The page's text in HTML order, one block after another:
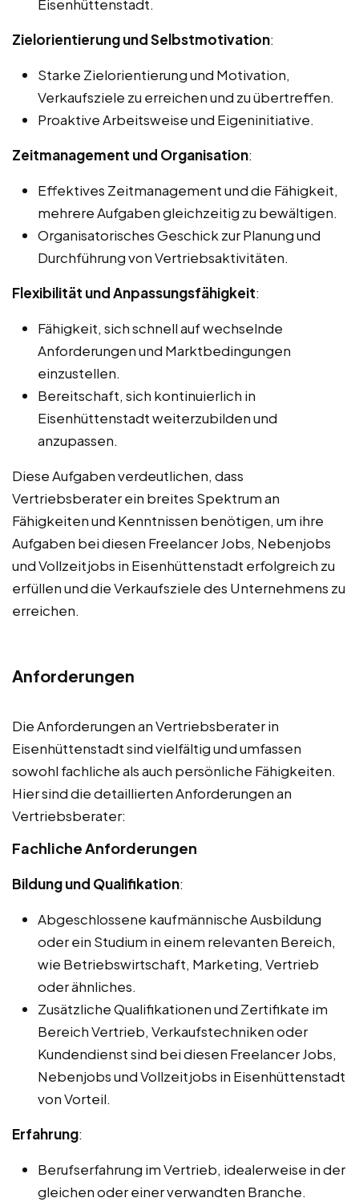
Eisenhüttenstadt.
Zielorientierung und Selbstmotivation:
Starke Zielorientierung und Motivation,
Verkaufsziele zu erreichen und zu übertreffen.
Proaktive Arbeitsweise und Eigeninitiative.
Zeitmanagement und Organisation:
Effektives Zeitmanagement und die Fähigkeit,
mehrere Aufgaben gleichzeitig zu bewältigen.
Organisatorisches Geschick zur Planung und
Durchführung von Vertriebsaktivitäten.
Flexibilität und Anpassungsfähigkeit:
Fähigkeit, sich schnell auf wechselnde
Anforderungen und Marktbedingungen
einzustellen.
Bereitschaft, sich kontinuierlich in
Eisenhüttenstadt weiterzubilden und
anzupassen.
Diese Aufgaben verdeutlichen, dass
Vertriebsberater ein breites Spektrum an
Fähigkeiten und Kenntnissen benötigen, um ihre
Aufgaben bei diesen Freelancer Jobs, Nebenjobs
und Vollzeitjobs in Eisenhüttenstadt erfolgreich zu
erfüllen und die Verkaufsziele des Unternehmens zu
erreichen.
Anforderungen
Die Anforderungen an Vertriebsberater in
Eisenhüttenstadt sind vielfältig und umfassen
sowohl fachliche als auch persönliche Fähigkeiten.
Hier sind die detaillierten Anforderungen an
Vertriebsberater:
Fachliche Anforderungen
Bildung und Qualifikation:
Abgeschlossene kaufmännische Ausbildung
oder ein Studium in einem relevanten Bereich,
wie Betriebswirtschaft, Marketing, Vertrieb
oder ähnliches.
Zusätzliche Qualifikationen und Zertifikate im
Bereich Vertrieb, Verkaufstechniken oder
Kundendienst sind bei diesen Freelancer Jobs,
Nebenjobs und Vollzeitjobs in Eisenhüttenstadt
von Vorteil.
Erfahrung:
Berufserfahrung im Vertrieb, idealerweise in der
gleichen oder einer verwandten Branche.